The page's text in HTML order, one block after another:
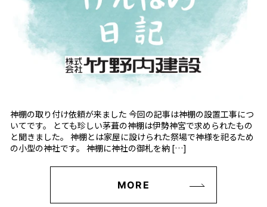
神棚の取り付け依頼が来ました 今回の記事は神棚の設置工事につ
いてです。 とても珍しい茅葺の神棚は伊勢神宮で求められたもの
と聞きました。 神棚とは家屋に設けられた祭場で神様を祀るため
の小型の神社です。 神棚に神社の御札を納 […]
MORE